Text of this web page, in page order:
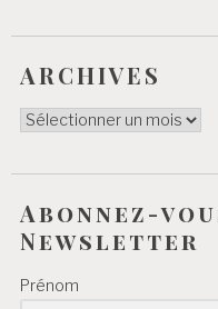
ARCHIVES
ARCHIVES
Abonnez-
Newsletter
Prénom